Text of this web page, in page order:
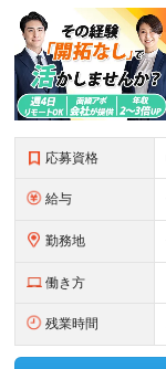
応募資格
給与
勤務地
働き方
残業時間